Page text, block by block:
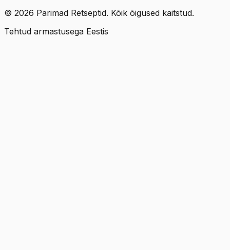
© 2026 Parimad Retseptid. Kõik õigused kaitstud.
Tehtud armastusega Eestis